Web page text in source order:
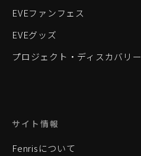
EVEファンフェス
EVEグッズ
プロジェクト・ディスカバリー
サイト情報
Fenrisについて